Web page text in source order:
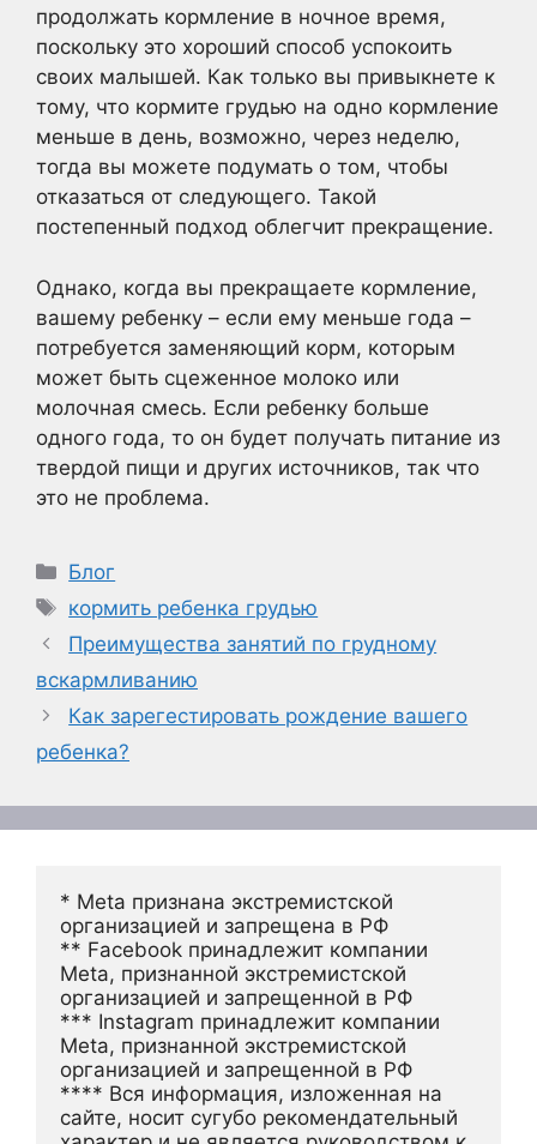
продолжать кормление в ночное время,
поскольку это хороший способ успокоить
своих малышей. Как только вы привыкнете к
тому, что кормите грудью на одно кормление
меньше в день, возможно, через неделю,
тогда вы можете подумать о том, чтобы
отказаться от следующего. Такой
постепенный подход облегчит прекращение.
Однако, когда вы прекращаете кормление,
вашему ребенку – если ему меньше года –
потребуется заменяющий корм, которым
может быть сцеженное молоко или
молочная смесь. Если ребенку больше
одного года, то он будет получать питание из
твердой пищи и других источников, так что
это не проблема.
Рубрики
Блог
Метки
кормить ребенка грудью
Преимущества занятий по грудному
вскармливанию
Как зарегестировать рождение вашего
ребенка?
* Meta признана экстремистской
организацией и запрещена в РФ
** Facebook принадлежит компании
Meta, признанной экстремистской
организацией и запрещенной в РФ
*** Instagram принадлежит компании
Meta, признанной экстремистской
организацией и запрещенной в РФ
**** Вся информация, изложенная на
сайте, носит сугубо рекомендательный